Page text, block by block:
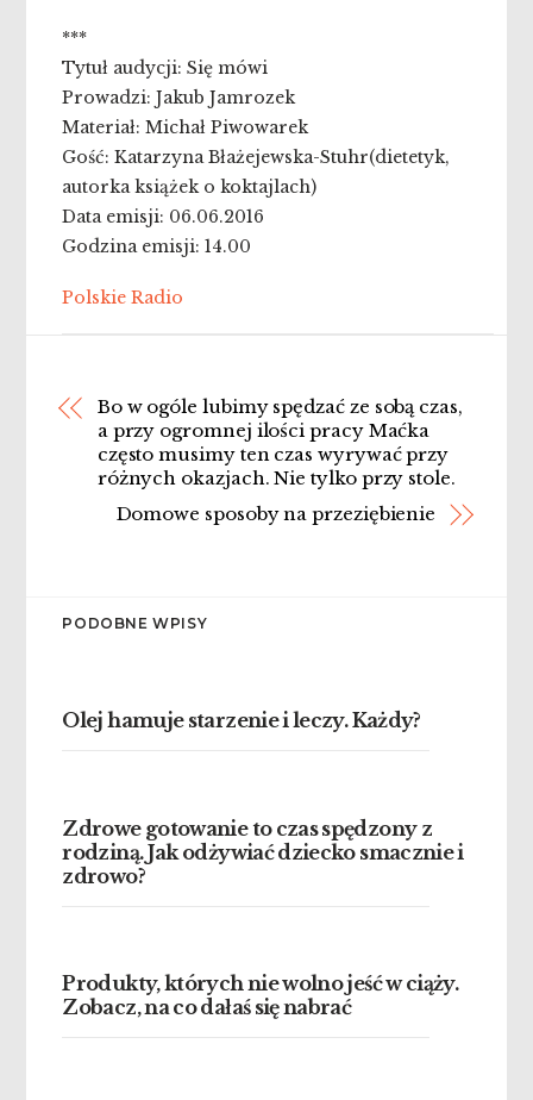
***
Tytuł audycji: Się mówi
Prowadzi: Jakub Jamrozek
Materiał: Michał Piwowarek
Gość: Katarzyna Błażejewska-Stuhr(dietetyk,
autorka książek o koktajlach)
Data emisji: 06.06.2016
Godzina emisji: 14.00
Polskie Radio
Bo w ogóle lubimy spędzać ze sobą czas,
a przy ogromnej ilości pracy Maćka
często musimy ten czas wyrywać przy
różnych okazjach. Nie tylko przy stole.
Domowe sposoby na przeziębienie
PODOBNE WPISY
Olej hamuje starzenie i leczy. Każdy?
Zdrowe gotowanie to czas spędzony z
rodziną. Jak odżywiać dziecko smacznie i
zdrowo?
Produkty, których nie wolno jeść w ciąży.
Zobacz, na co dałaś się nabrać